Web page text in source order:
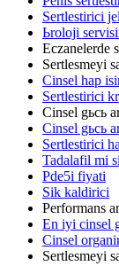
Sertlestirici jel
Ьroloji
Eczanelerde
Sertlesmeyi
Cinsel hap
Sertlestirici
Cinsel gьcь
Cinsel gьcь
Sertlestirici
Tadalafil mi
Pde5i fiyati
Sik kaldirici
Performans
En iyi cinsel
Cinsel
Sertlesmeyi